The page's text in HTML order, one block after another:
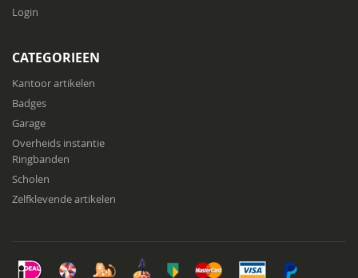
Login
CATEGORIEEN
Kantoor artikelen
Badges
Garage
Overheids instantie
Ringbanden
Scholen
Zelfklevende artikelen